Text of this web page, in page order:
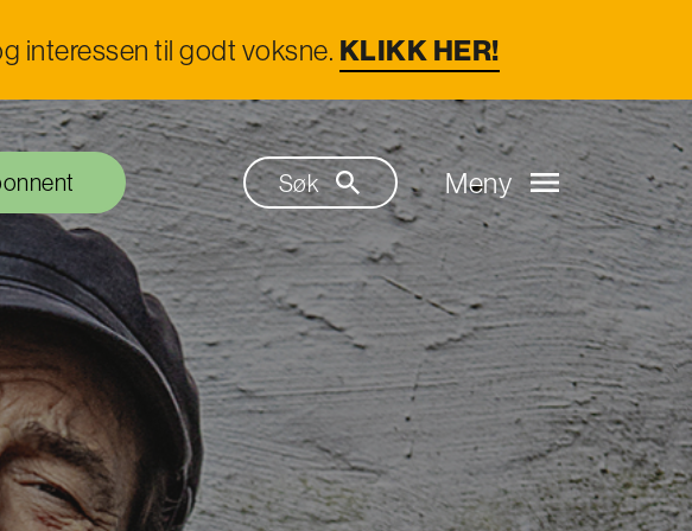
interessen til godt voksne. KLIKK HER!
Søk Meny